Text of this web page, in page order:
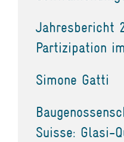
Jahresbericht
Partizipation
Simone Gatti
Suisse: Glasi-